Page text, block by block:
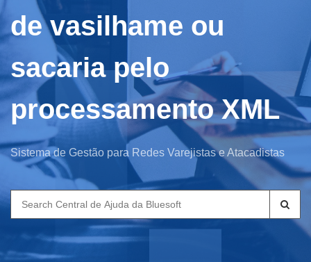
de vasilhame ou
sacaria pelo
processamento XML
Sistema de Gestão para Redes Varejistas e Atacadistas
Search
for: